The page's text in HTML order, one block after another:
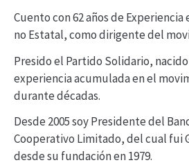
r
d
e
v
d
e
Cuento con 62 años de
no Estatal, como dirigente del
Presido el Partido Solidario,
experiencia acumulada en el
durante décadas.
Desde 2005 soy Presidente del
Cooperativo Limitado, del cual fui
desde su fundación en 1979.